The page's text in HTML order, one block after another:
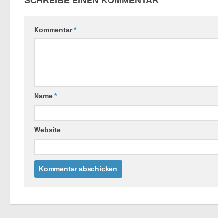
Kommentar*
Name *
Website